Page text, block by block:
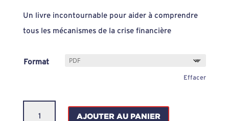
Un livre incontournable pour aider à comprendre
tous les mécanismes de la crise financière
Format
Effacer
AJOUTER AU PANIER